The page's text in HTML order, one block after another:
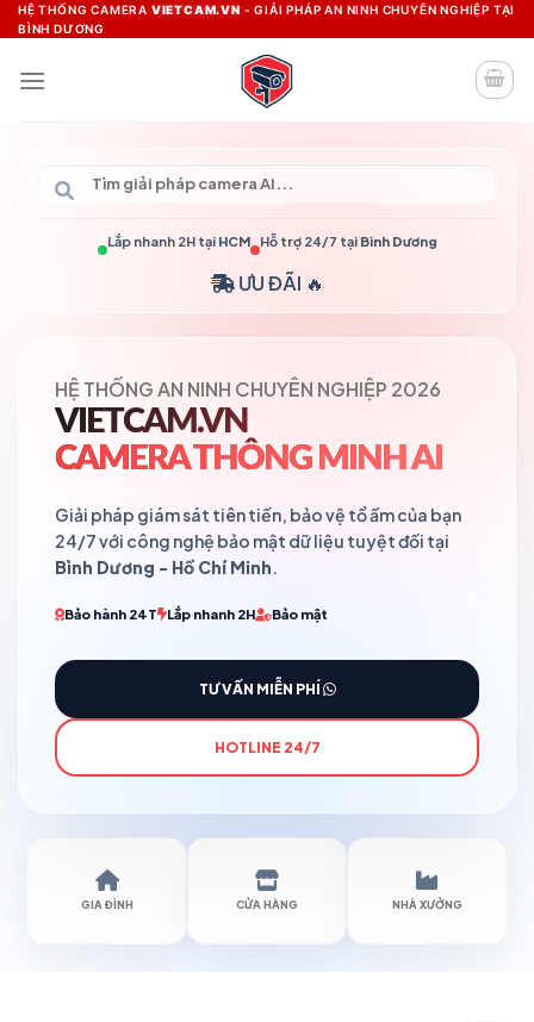
Skip
to
content
HỆ THỐNG CAMERA VIETCAM.VN - GIẢI PHÁP AN NINH CHUYÊN NGHIỆP TẠI
BÌNH DƯƠNG
Lắp nhanh 2H tại HCM Hỗ trợ 24/7 tại Bình Dương
ƯU ĐÃI 🔥
HỆ THỐNG AN NINH CHUYÊN NGHIỆP 2026
VIETCAM.VN
CAMERA THÔNG MINH AI
Giải pháp giám sát tiên tiến, bảo vệ tổ ấm của bạn
24/7 với công nghệ bảo mật dữ liệu tuyệt đối tại
Bình Dương - Hồ Chí Minh.
Bảo hành 24T Lắp nhanh 2H Bảo mật
TƯ VẤN MIỄN PHÍ
HOTLINE 24/7
GIA ĐÌNH CỬA HÀNG NHÀ XƯỞNG